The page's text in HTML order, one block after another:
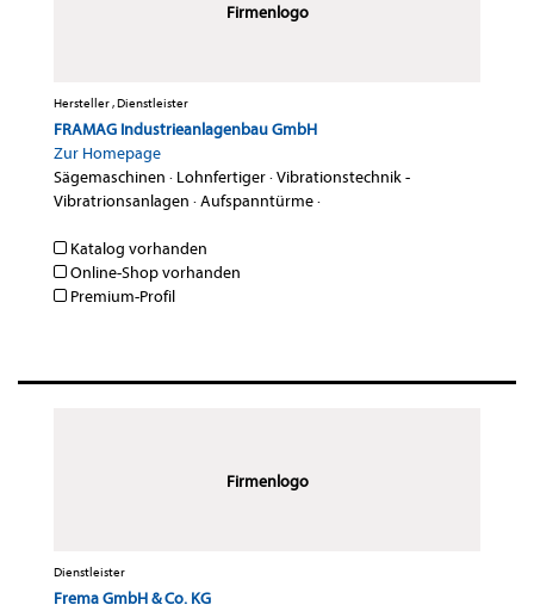
Firmenlogo
Hersteller , Dienstleister
FRAMAG Industrieanlagenbau GmbH
Zur Homepage
Sägemaschinen · Lohnfertiger·Vibrationstechnik -
Vibratrionsanlagen ·Aufspanntürme·
Katalog vorhanden
Online-Shop vorhanden
Premium-Profil
Firmenlogo
Dienstleister
Frema GmbH & Co. KG